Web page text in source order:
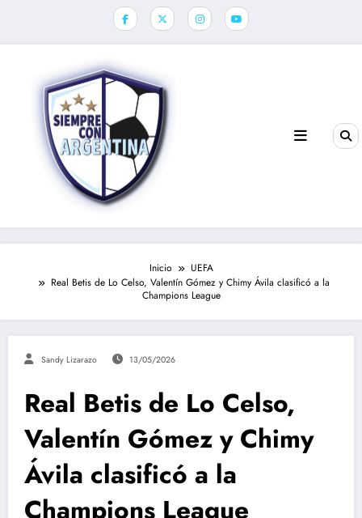
Inicio
UEFA
Real Betis de Lo Celso, Valentín Gómez y Chimy Ávila clasificó a la
Champions League
Sandy Lizarazo 13/05/2026
Real Betis de Lo Celso,
Valentín Gómez y Chimy
Ávila clasificó a la
Champions League